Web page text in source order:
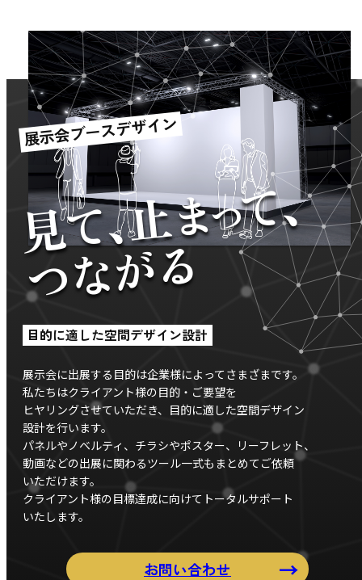
展示会ブースデザイン
見て、止まって、
つながる
目的に適した空間デザイン設計
展示会に出展する目的は企業様によって さまざまです。
私たちはクライアント様の目的・ご要望を
ヒヤリングさせていただき、 目的に適した空間デザイン
設計を行います。
パネルやノベルティ、 チラシやポスター、
リーフレット、
動画などの出展に関わるツール一式も まとめてご依頼
いただけます。
クライアント様の目標達成に向けて トータルサポート
いたします。
お問い合わせ